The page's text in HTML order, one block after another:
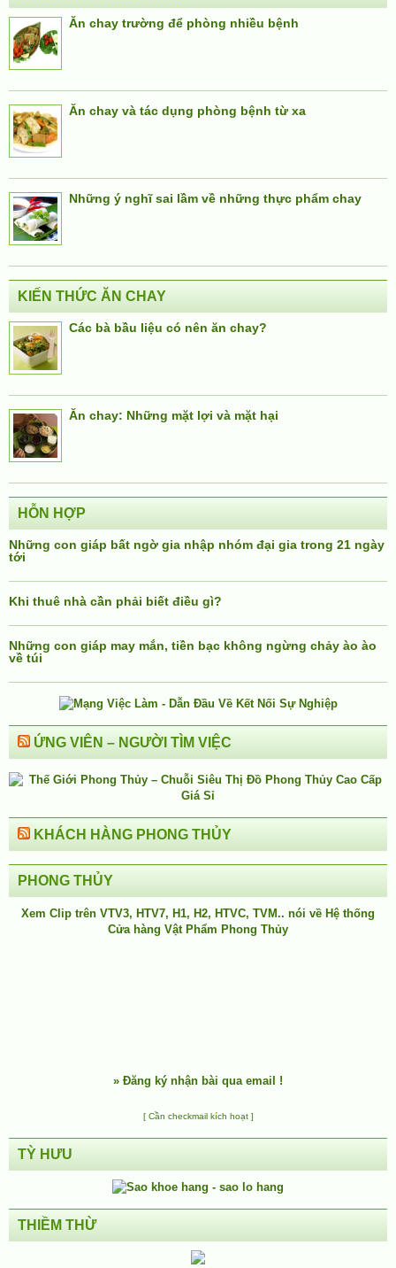
Ăn chay trường để phòng nhiều bệnh
Ăn chay và tác dụng phòng bệnh từ xa
Những ý nghĩ sai lầm về những thực phẩm chay
KIẾN THỨC ĂN CHAY
Các bà bầu liệu có nên ăn chay?
Ăn chay: Những mặt lợi và mặt hại
HỖN HỢP
Những con giáp bất ngờ gia nhập nhóm đại gia trong 21 ngày
tới
Khi thuê nhà cần phải biết điều gì?
Những con giáp may mắn, tiền bạc không ngừng chảy ào ào
về túi
ỨNG VIÊN – NGƯỜI TÌM VIỆC
KHÁCH HÀNG PHONG THỦY
PHONG THỦY
Xem Clip trên VTV3, HTV7, H1, H2, HTVC, TVM.. nói về Hệ thống
Cửa hàng Vật Phẩm Phong Thủy
» Đăng ký nhận bài qua email !
[ Cần checkmail kích hoạt ]
TỲ HƯU
THIỀM THỪ